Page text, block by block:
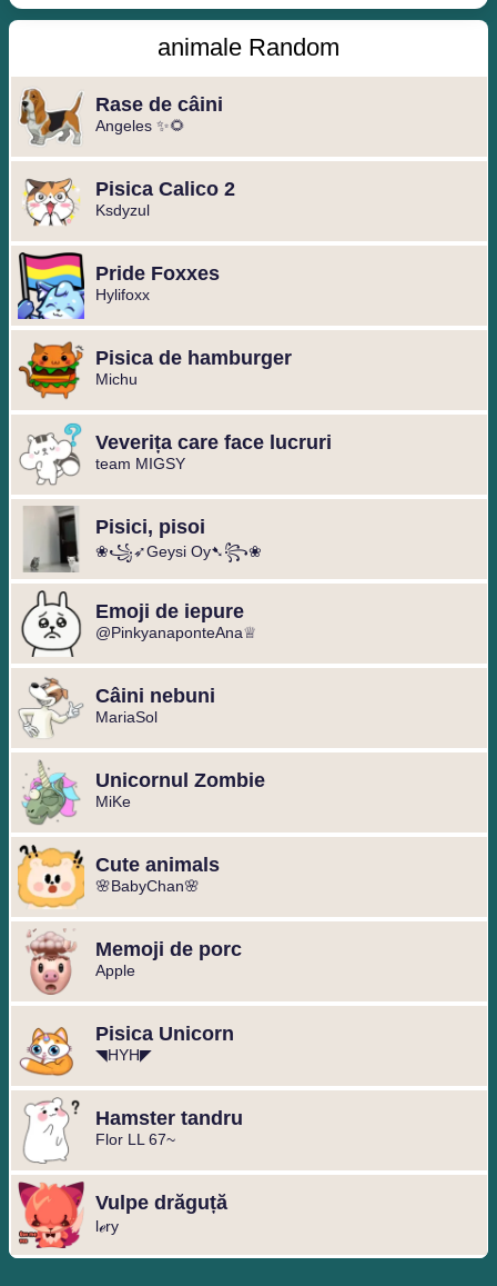
animale Random
Rase de câini
Angeles ✨🌻
Pisica Calico 2
Ksdyzul
Pride Foxxes
Hylifoxx
Pisica de hamburger
Michu
Veverița care face lucruri
team MIGSY
Pisici, pisoi ️
❀꧁➶Geysi Oy➷꧂❀ ️
Emoji de iepure
@PinkyanaponteAna♕
Câini nebuni
MariaSol
Unicornul Zombie
MiKe
Cute animals
🌸BabyChan🌸
Memoji de porc
Apple
Pisica Unicorn
◥HYH◤
Hamster tandru
Flor LL 67~
Vulpe drăguță
lℯry